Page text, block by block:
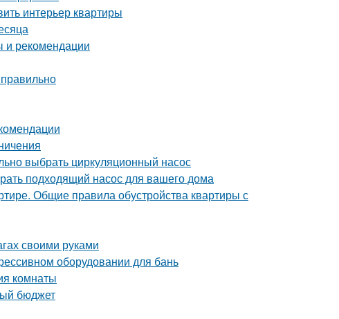
интерьер квартиры
и рекомендации
выбрать циркуляционный насос
подходящий насос для вашего дома
Общие правила обустройства квартиры с
своими руками
оборудовании для бань
комнаты
бюджет